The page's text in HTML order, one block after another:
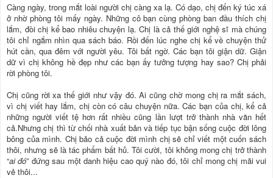
Càng ngày, trong mắt loài người chị càng xa lạ. Có dạo, chị đến ký túc xá
ở nhờ phòng tôi mấy ngày. Những cô bạn cùng phòng ban đầu thích chị
lắm, đòi chị kể bao nhiêu chuyện lạ. Chị là cả thế giới nghệ sĩ mà chúng
tôi chỉ ngắm nhìn qua sách báo. Rồi đến lúc nghe chị kể về chuyện thử
hút cần, qua đêm với người yêu. Tôi bất ngờ. Các bạn tôi giận dữ. Giận
dữ vì chị không hề đẹp như các bạn ấy tưởng tượng hay sao? Chị phải
rời phòng tôi.
Chị cũng rời xa thế giới như vậy đó. Ai cũng chờ mong chị ra mắt sách,
vì chị viết hay lắm, chị còn có câu chuyện nữa. Các bạn của chị, kể cả
những người viết tệ hơn rất nhiều cũng lần lượt trở thành nhà văn hết
cả.Nhưng chị thì từ chối nhà xuất bản và tiếp tục bận sống cuộc đời lông
bông của mình. Chị bảo cả cuộc đời mình chị sẽ chỉ viết một cuốn sách
thôi, nhưng sẽ là tác phẩm bất hủ. Tôi cười, tôi không mong chị trở thành
“ai đó” đứng sau một danh hiệu cao quý nào đó, tôi chỉ mong chị mãi vui
vẻ thôi...